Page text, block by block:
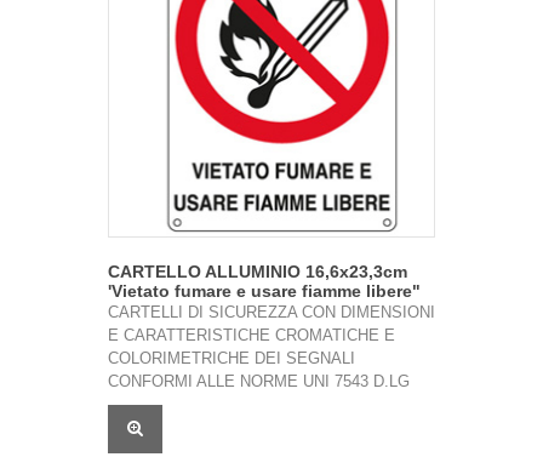
CARTELLO ALLUMINIO 16,6x23,3cm
'Vietato fumare e usare fiamme libere"
CARTELLI DI SICUREZZA CON DIMENSIONI
E CARATTERISTICHE CROMATICHE E
COLORIMETRICHE DEI SEGNALI
CONFORMI ALLE NORME UNI 7543 D.LG